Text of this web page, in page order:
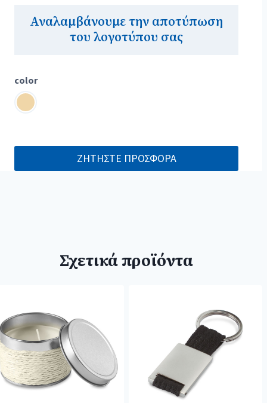
Αναλαμβάνουμε την αποτύπωση
του λογοτύπου σας
color
ΖΗΤΗΣΤΕ ΠΡΟΣΦΟΡΑ
Σχετικά προϊόντα